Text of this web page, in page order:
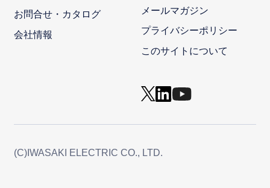
お問合せ・カタログ
会社情報
メールマガジン
プライバシーポリシー
このサイトについて
(C)IWASAKI ELECTRIC CO., LTD.